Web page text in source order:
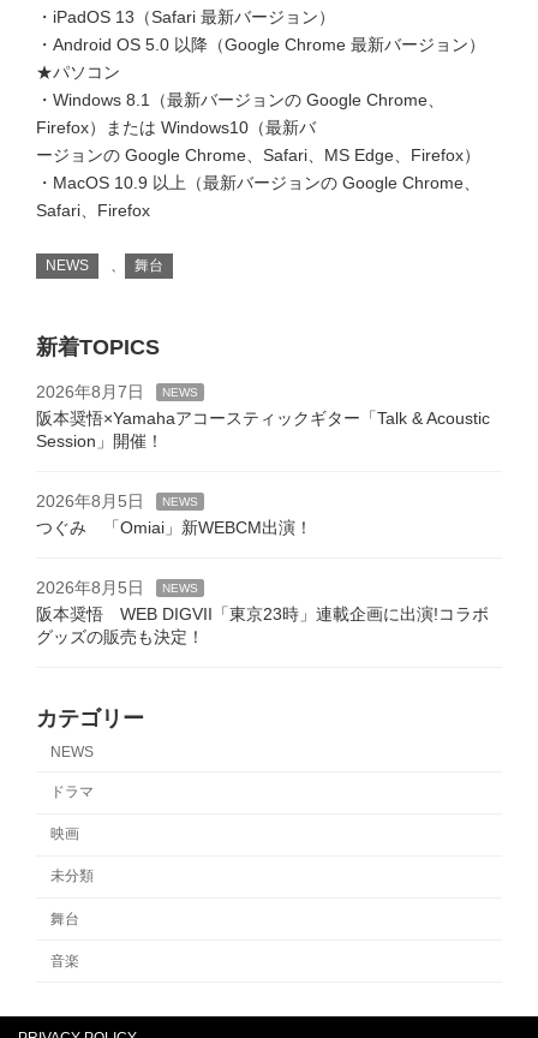
・iPadOS 13（Safari 最新バージョン）
・Android OS 5.0 以降（Google Chrome 最新バージョン）
★パソコン
・Windows 8.1（最新バージョンの Google Chrome、
Firefox）または Windows10（最新バ
ージョンの Google Chrome、Safari、MS Edge、Firefox）
・MacOS 10.9 以上（最新バージョンの Google Chrome、
Safari、Firefox
NEWS 舞台
新着TOPICS
2026年8月7日 NEWS
阪本奨悟×Yamahaアコースティックギター「Talk & Acoustic
Session」開催！
2026年8月5日 NEWS
つぐみ 「Omiai」新WEBCM出演！
2026年8月5日 NEWS
阪本奨悟 WEB DIGVII「東京23時」連載企画に出演!コラボ
グッズの販売も決定！
カテゴリー
NEWS
ドラマ
映画
未分類
舞台
音楽